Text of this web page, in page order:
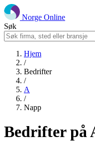
Norge Online
Søk
Hjem
/
Bedrifter
/
A
/
Napp
Bedrifter på